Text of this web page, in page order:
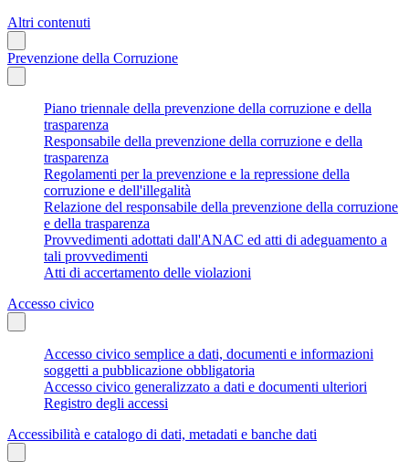
Altri contenuti
Prevenzione della Corruzione
Piano triennale della prevenzione della corruzione e della
trasparenza
Responsabile della prevenzione della corruzione e della
trasparenza
Regolamenti per la prevenzione e la repressione della
corruzione e dell'illegalità
Relazione del responsabile della prevenzione della corruzione
e della trasparenza
Provvedimenti adottati dall'ANAC ed atti di adeguamento a
tali provvedimenti
Atti di accertamento delle violazioni
Accesso civico
Accesso civico semplice a dati, documenti e informazioni
soggetti a pubblicazione obbligatoria
Accesso civico generalizzato a dati e documenti ulteriori
Registro degli accessi
Accessibilità e catalogo di dati, metadati e banche dati